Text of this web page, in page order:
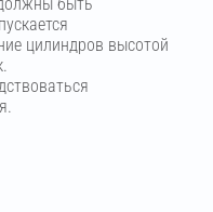
цилиндров высотой